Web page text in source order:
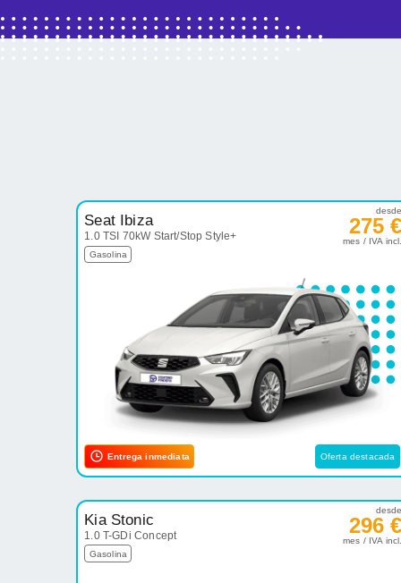
Seat Ibiza
1.0 TSI 70kW Start/Stop Style+
Gasolina
275
mes / IVA
Entrega inmediata Oferta destacada
Kia Stonic
1.0 T-GDi Concept
Gasolina
296
mes / IVA